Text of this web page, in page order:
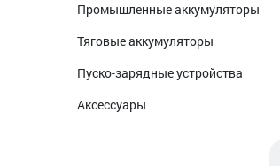
Промышленные аккумуляторы
Тяговые аккумуляторы
Пуско-зарядные устройства
Аксессуары